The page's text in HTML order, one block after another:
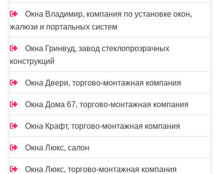
Окна Владимир, компания по установке окон,
жалюзи и портальных систем
Окна Гринвуд, завод стеклопрозрачных
конструкций
Окна Двери, торгово-монтажная компания
Окна Дома 67, торгово-монтажная компания
Окна Крафт, торгово-монтажная компания
Окна Люкс, салон
Окна Люкс, торгово-монтажная компания